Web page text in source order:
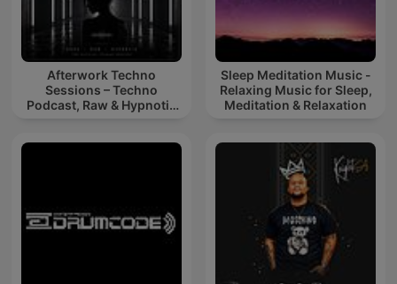
Afterwork Techno
Sessions – Techno
Podcast, Raw & Hypnotic
Sleep Meditation Music -
Relaxing Music for Sleep,
Meditation & Relaxation